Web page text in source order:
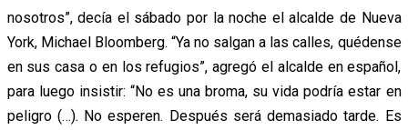
nosotros”, decía el sábado por la noche el alcalde de Nueva
York, Michael Bloomberg. “Ya no salgan a las calles, quédense
en sus casa o en los refugios”, agregó el alcalde en español,
para luego insistir: “No es una broma, su vida podría estar en
peligro (…). No esperen. Después será demasiado tarde. Es